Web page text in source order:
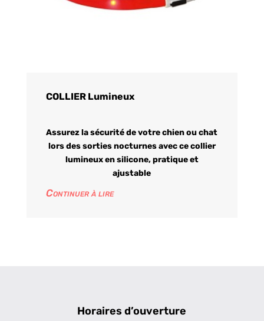
COLLIER Lumineux
Assurez la sécurité de votre chien ou chat
lors des sorties nocturnes avec ce collier
lumineux en silicone, pratique et
ajustable
Continuer à lire
Horaires d’ouverture